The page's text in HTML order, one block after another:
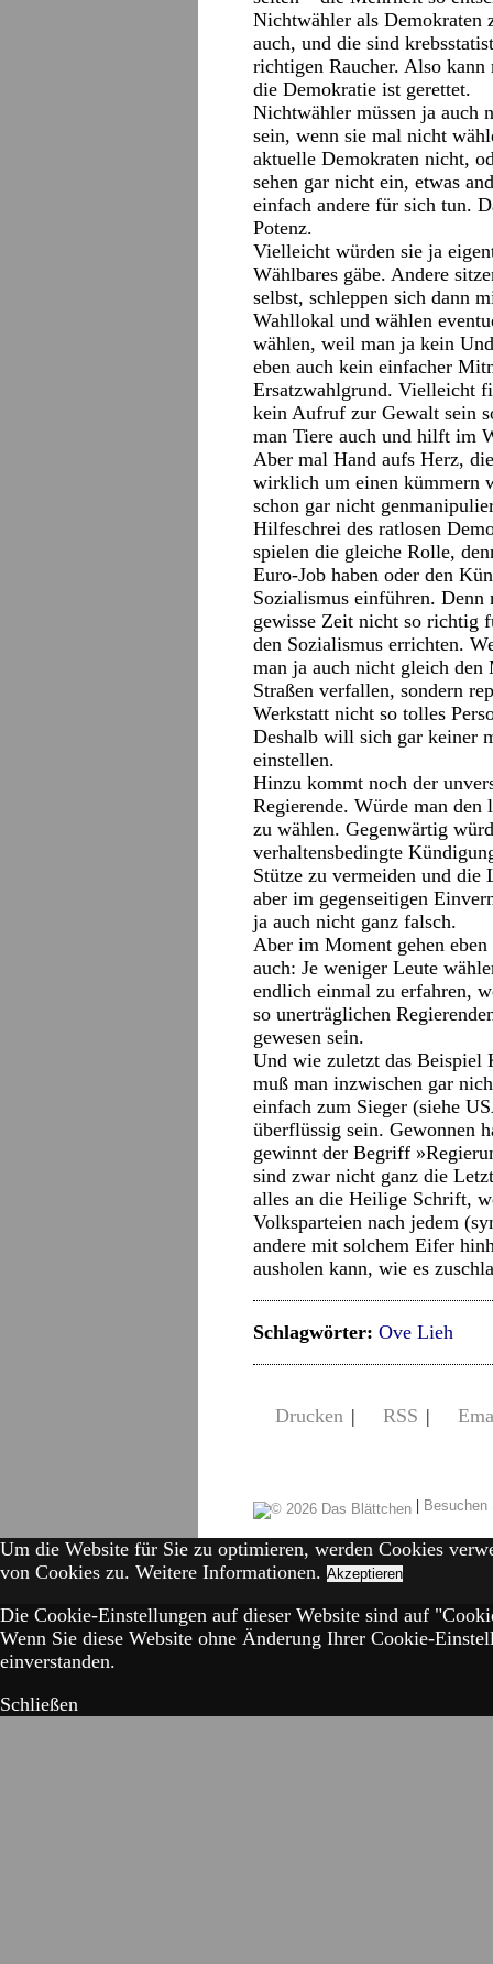
Nichtwähler als Demokraten
auch, und die sind
richtigen Raucher. Also
die Demokratie ist gerettet.
Nichtwähler müssen ja auch
sein, wenn sie mal nicht
aktuelle Demokraten nicht,
sehen gar nicht ein, etwas
einfach andere für sich tun.
Potenz.
Vielleicht würden sie ja
Wählbares gäbe. Andere
selbst, schleppen sich dann
Wahllokal und wählen
wählen, weil man ja kein
eben auch kein einfacher
Ersatzwahlgrund. Vielleicht
kein Aufruf zur Gewalt sein
man Tiere auch und hilft im
Aber mal Hand aufs Herz,
wirklich um einen kümmern
schon gar nicht
Hilfeschrei des ratlosen
spielen die gleiche Rolle,
Euro-Job haben oder den
Sozialismus einführen.
gewisse Zeit nicht so richtig
den Sozialismus errichten.
man ja auch nicht gleich
Straßen verfallen, sondern
Werkstatt nicht so tolles
Deshalb will sich gar keiner
einstellen.
Hinzu kommt noch der
Regierende. Würde man
zu wählen. Gegenwärtig
verhaltensbedingte
Stütze zu vermeiden und die
aber im gegenseitigen
ja auch nicht ganz falsch.
Aber im Moment gehen
auch: Je weniger Leute
endlich einmal zu erfahren,
so unerträglichen
gewesen sein.
Und wie zuletzt das Beispiel
muß man inzwischen gar
einfach zum Sieger (siehe
überflüssig sein. Gewonnen
gewinnt der Begriff
sind zwar nicht ganz die
alles an die Heilige Schrift,
Volksparteien nach jedem
andere mit solchem Eifer
ausholen kann, wie es
Schlagwörter: Ove Lieh
Drucken | RSS |
|
Um die Website für Sie zu optimieren, werden Cookies
von Cookies zu. Weitere Informationen. Akzeptieren
Die Cookie-Einstellungen auf dieser Website sind auf
Wenn Sie diese Website ohne Änderung Ihrer Cookie-
einverstanden.
Schließen